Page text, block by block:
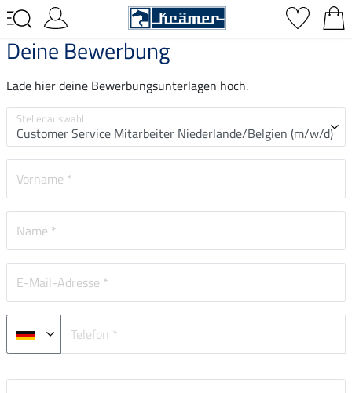
Deine Bewerbung
Lade hier deine Bewerbungsunterlagen hoch.